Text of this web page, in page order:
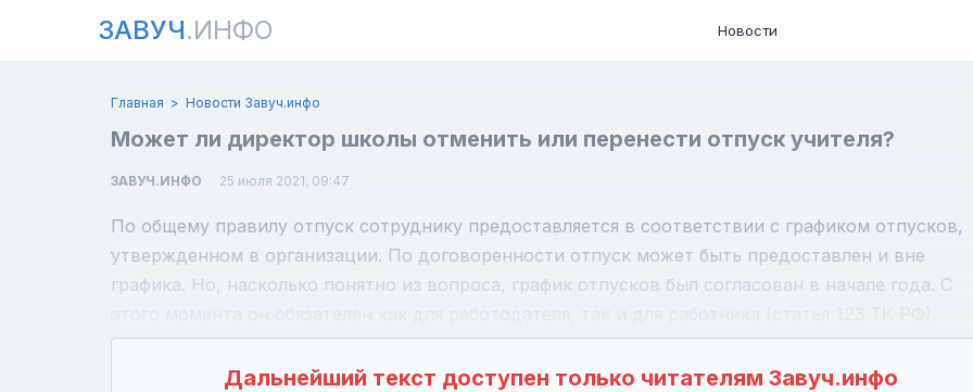
ЗАВУЧ.ИНФО Новости
Главная Новости Завуч.инфо
Может ли директор школы отменить или перенести отпуск учителя?
ЗАВУЧ.ИНФО 25 июля 2021, 09:47
По общему правилу отпуск сотруднику предоставляется в соответствии с графиком отпусков,
утвержденном в организации. По договоренности отпуск может быть предоставлен и вне
графика. Но, насколько понятно из вопроса, график отпусков был согласован в начале года. С
этого момента он обязателен как для работодателя, так и для работника (статья
Дальнейший текст доступен только читателям Завуч.инфо